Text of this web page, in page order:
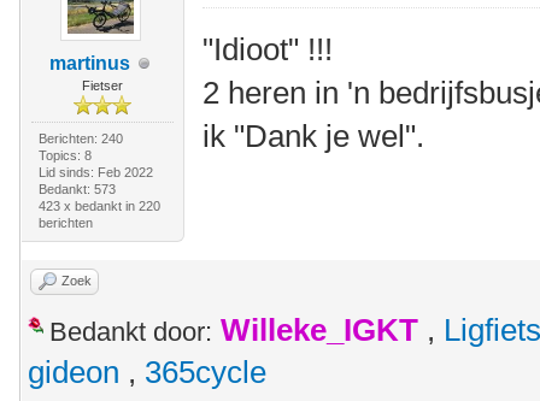
martinus
Fietser
Berichten: 240
Topics: 8
Lid sinds: Feb 2022
Bedankt: 573
423 x bedankt in 220
berichten
"Idioot" !!!
2 heren in 'n
ik "Dank je wel".
Zoek
Bedankt door: Willeke_IGKT ,
gideon , 365cycle